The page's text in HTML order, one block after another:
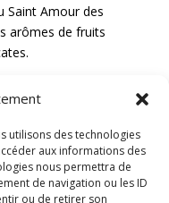
utilisons des technologies
aux informations des
nous permettra de
de navigation ou les ID
ou de retirer son
Saint Amour des
arômes de fruits
qui s’accorde
Sa fraîcheur et
idéal pour les
bien